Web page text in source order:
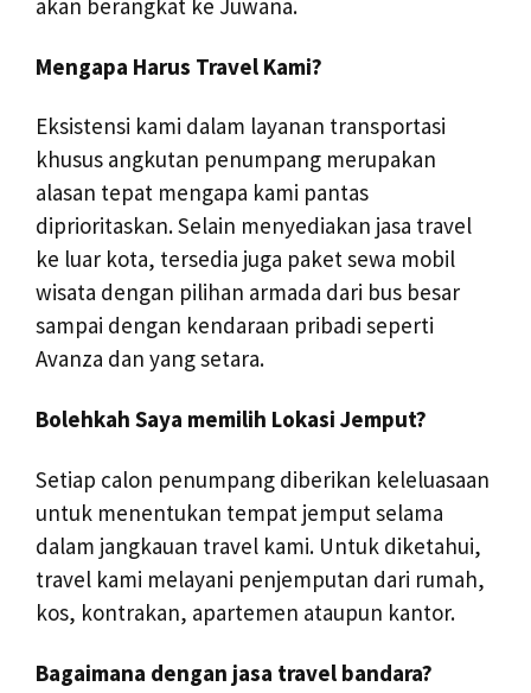
akan berangkat ke Juwana.
Mengapa Harus Travel Kami?
Eksistensi kami dalam layanan transportasi
khusus angkutan penumpang merupakan
alasan tepat mengapa kami pantas
diprioritaskan. Selain menyediakan jasa travel
ke luar kota, tersedia juga paket sewa mobil
wisata dengan pilihan armada dari bus besar
sampai dengan kendaraan pribadi seperti
Avanza dan yang setara.
Bolehkah Saya memilih Lokasi Jemput?
Setiap calon penumpang diberikan keleluasaan
untuk menentukan tempat jemput selama
dalam jangkauan travel kami. Untuk diketahui,
travel kami melayani penjemputan dari rumah,
kos, kontrakan, apartemen ataupun kantor.
Bagaimana dengan jasa travel bandara?